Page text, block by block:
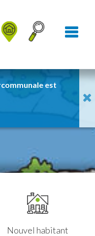
est
de
Nouvel habitant